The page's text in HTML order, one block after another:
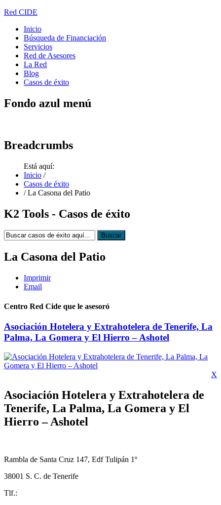
Red CIDE
Inicio
Búsqueda de Financiación
Servicios
Red de Asesores
La Red
Blog
Casos de éxito
Fondo azul menú
Breadcrumbs
Está aquí:
Inicio /
Casos de éxito
/ La Casona del Patio
K2 Tools - Casos de éxito
La Casona del Patio
Imprimir
Email
Centro Red Cide que le asesoró
Asociación Hotelera y Extrahotelera de Tenerife, La
Palma, La Gomera y El Hierro – Ashotel
X
Asociación Hotelera y Extrahotelera de
Tenerife, La Palma, La Gomera y El
Hierro – Ashotel
Rambla de Santa Cruz 147, Edf Tulipán 1º
38001 S. C. de Tenerife
Tlf.: